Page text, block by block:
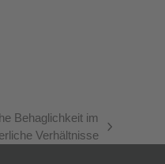
Behaglichkeit im
Verhältnisse